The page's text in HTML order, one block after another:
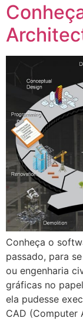
Conheça o
passado, para
ou engenharia
gráficas no
ela pudesse
CAD (Computer